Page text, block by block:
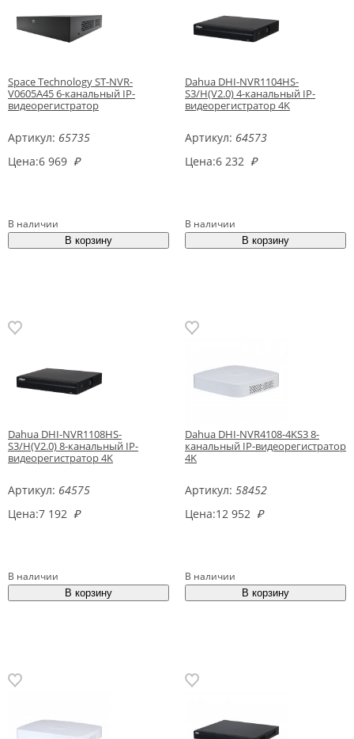
Space Technology ST-NVR-
V0605A45 6-канальный IP-
видеорегистратор
Артикул: 65735
Цена:6 969 ₽
В наличии
Dahua DHI-NVR1104HS-
S3/H(V2.0) 4-канальный IP-
видеорегистратор 4K
Артикул: 64573
Цена:6 232 ₽
В наличии
Dahua DHI-NVR1108HS-
S3/H(V2.0) 8-канальный IP-
видеорегистратор 4K
Артикул: 64575
Цена:7 192 ₽
В наличии
Dahua DHI-NVR4108-4KS3 8-
канальный IP-видеорегистратор
4K
Артикул: 58452
Цена:12 952 ₽
В наличии